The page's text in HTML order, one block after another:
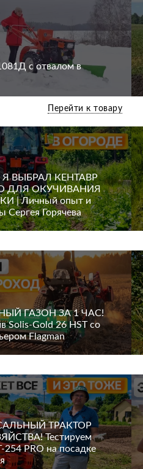
с отвалом в
Перейти к товару
ВЫБРАЛ КЕНТАВР
ДЛЯ ОКУЧИВАНИЯ
| Личный опыт и
Сергея Горячева
ГАЗОН ЗА 1 ЧАС!
Solis-Gold 26 HST со
Flagman
ТРАКТОР
Тестируем
254 PRO на посадке